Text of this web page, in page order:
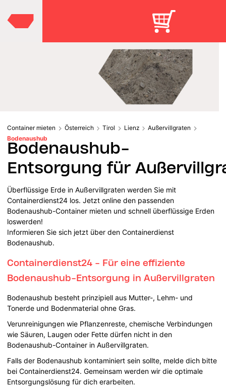
Container mieten Österreich Tirol Lienz
Außervillgraten
Bodenaushub
Bodenaushub-
Entsorgung für
Überflüssige Erde in Außervillgraten werden Sie mit
Containerdienst24 los. Jetzt online den passenden
Bodenaushub-Container mieten und schnell überflüssige Erden
loswerden!
Informieren Sie sich jetzt über den Containerdienst
Bodenaushub.
Containerdienst24 - Für eine effiziente
Bodenaushub-Entsorgung in Außervillgraten
Bodenaushub besteht prinzipiell aus Mutter-, Lehm- und
Tonerde und Bodenmaterial ohne Gras.
Verunreinigungen wie Pflanzenreste, chemische Verbindungen
wie Säuren, Laugen oder Fette dürfen nicht in den
Bodenaushub-Container in Außervillgraten.
Falls der Bodenaushub kontaminiert sein sollte, melde dich bitte
bei Containerdienst24. Gemeinsam werden wir die optimale
Entsorgungslösung für dich erarbeiten.